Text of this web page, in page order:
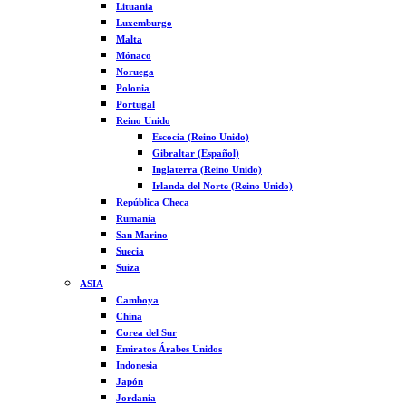
Lituania
Luxemburgo
Malta
Mónaco
Noruega
Polonia
Portugal
Reino Unido
Escocia (Reino Unido)
Gibraltar (Español)
Inglaterra (Reino Unido)
Irlanda del Norte (Reino Unido)
República Checa
Rumanía
San Marino
Suecia
Suiza
ASIA
Camboya
China
Corea del Sur
Emiratos Árabes Unidos
Indonesia
Japón
Jordania